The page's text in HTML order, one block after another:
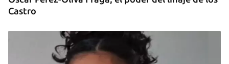
Castro